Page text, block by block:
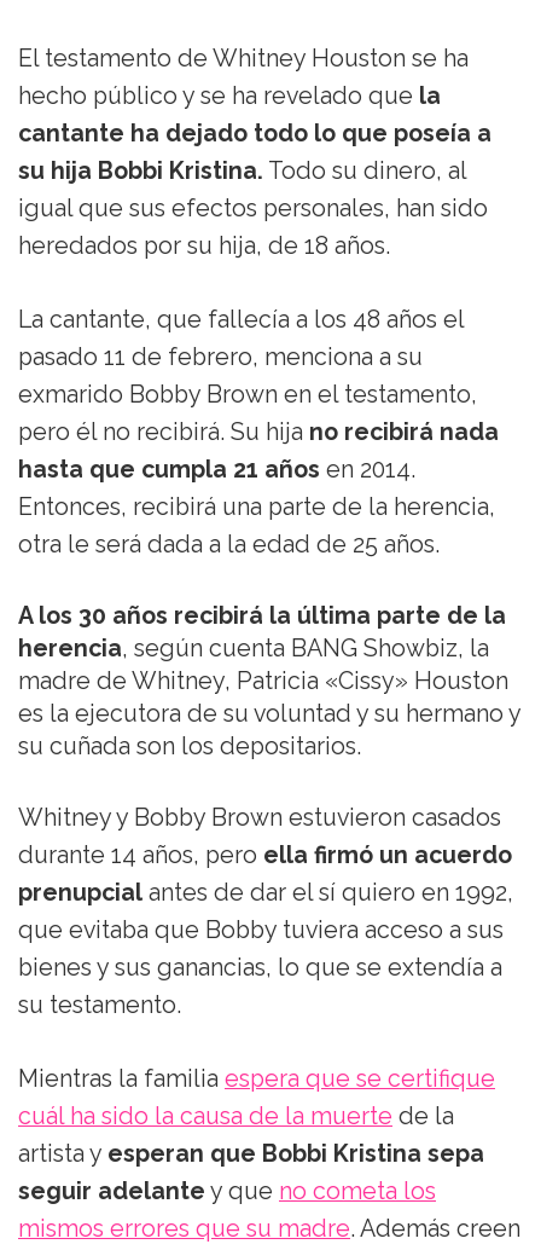
El testamento de Whitney Houston se ha
hecho público y se ha revelado que la
cantante ha dejado todo lo que poseía a
su hija Bobbi Kristina. Todo su dinero, al
igual que sus efectos personales, han sido
heredados por su hija, de 18 años.
La cantante, que fallecía a los 48 años el
pasado 11 de febrero, menciona a su
exmarido Bobby Brown en el testamento,
pero él no recibirá. Su hija no recibirá nada
hasta que cumpla 21 años en 2014.
Entonces, recibirá una parte de la herencia,
otra le será dada a la edad de 25 años.
A los 30 años recibirá la última parte de la
herencia, según cuenta BANG Showbiz, la
madre de Whitney, Patricia «Cissy» Houston
es la ejecutora de su voluntad y su hermano y
su cuñada son los depositarios.
Whitney y Bobby Brown estuvieron casados
durante 14 años, pero ella firmó un acuerdo
prenupcial antes de dar el sí quiero en 1992,
que evitaba que Bobby tuviera acceso a sus
bienes y sus ganancias, lo que se extendía a
su testamento.
Mientras la familia espera que se certifique
cuál ha sido la causa de la muerte de la
artista y esperan que Bobbi Kristina sepa
seguir adelante y que no cometa los
mismos errores que su madre. Además creen